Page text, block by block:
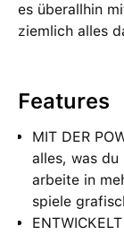
es überallhin
ziemlich alles
Features
MIT DER
alles, was
arbeite in
spiele